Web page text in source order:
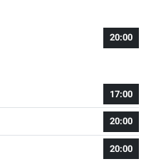
20:00
17:00
20:00
20:00